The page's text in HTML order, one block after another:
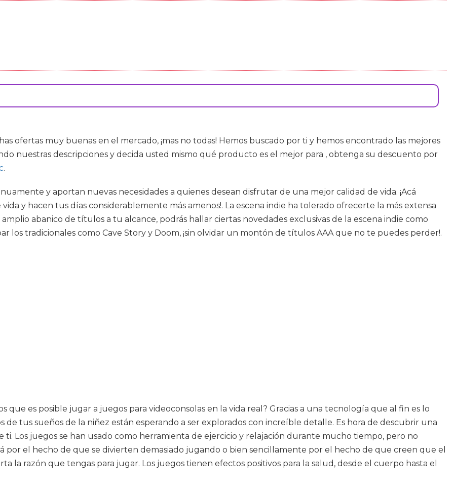
ofertas muy buenas en el mercado, ¡mas no todas! Hemos buscado por ti y hemos encontrado las mejores
nuestras descripciones y decida usted mismo qué producto es el mejor para , obtenga su descuento por
.
y aportan nuevas necesidades a quienes desean disfrutar de una mejor calidad de vida. ¡Acá
y hacen tus días considerablemente más amenos!. La escena indie ha tolerado ofrecerte la más extensa
abanico de títulos a tu alcance, podrás hallar ciertas novedades exclusivas de la escena indie como
los tradicionales como Cave Story y Doom, ¡sin olvidar un montón de títulos AAA que no te puedes perder!.
que es posible jugar a juegos para videoconsolas en la vida real? Gracias a una tecnología que al fin es lo
tus sueños de la niñez están esperando a ser explorados con increíble detalle. Es hora de descubrir una
Los juegos se han usado como herramienta de ejercicio y relajación durante mucho tiempo, pero no
por el hecho de que se divierten demasiado jugando o bien sencillamente por el hecho de que creen que el
la razón que tengas para jugar. Los juegos tienen efectos positivos para la salud, desde el cuerpo hasta el